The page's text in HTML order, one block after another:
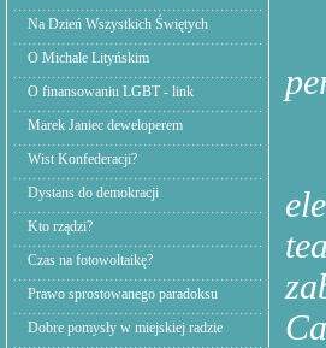
Na Dzień Wszystkich Świętych
O Michale Lityńskim
O finansowaniu LGBT - link
Marek Janiec deweloperem
Wist Konfederacji?
Dystans do demokracji
Kto rządzi?
Czas na fotowoltaikę?
Prawo sprostowanego paradoksu
Dobre pomysły w miejskiej radzie